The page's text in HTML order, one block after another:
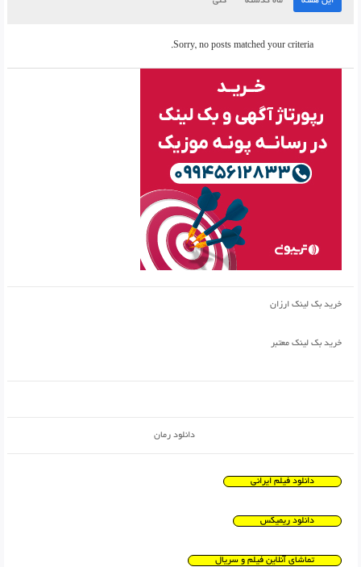
Sorry, no posts matched your criteria.
خرید بک لینک ارزان
خرید بک لینک معتبر
دانلود رمان
دانلود فیلم ایرانی
دانلود ریمیکس
تماشای آنلاین فیلم و سریال